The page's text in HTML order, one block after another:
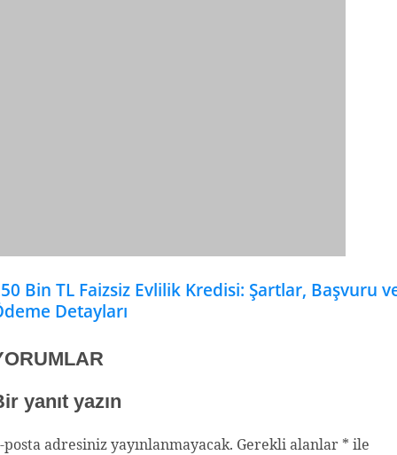
Bin TL Faizsiz Evlilik Kredisi: Şartlar, Başvuru
Detayları
yanıt yazın
posta adresiniz yayınlanmayacak. Gerekli alanlar * ile